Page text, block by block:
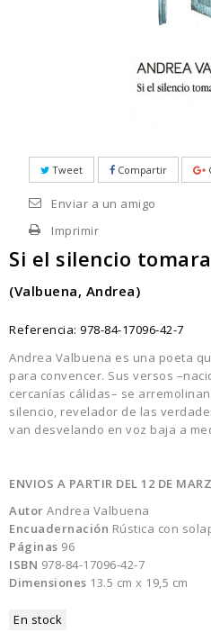
Tweet Compartir
Enviar a un amigo
Imprimir
Si el silencio
(Valbuena, Andrea)
Referencia: 978-84-17096-42-7
Andrea Valbuena es una poeta
para convencer. Sus versos
cercanías cálidas– se
silencio, revelador de las
van desvelando en voz baja a
ENVIOS A PARTIR DEL 12 DE
Autor Andrea Valbuena
Encuadernación Rústica con
Páginas 96
ISBN 978-84-17096-42-7
Dimensiones 13.5 cm x 19,5 cm
En stock